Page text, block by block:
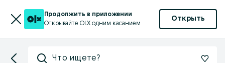
Продолжить в приложении
Открывайте OLX одним касанием
Открыть
Что ищете?